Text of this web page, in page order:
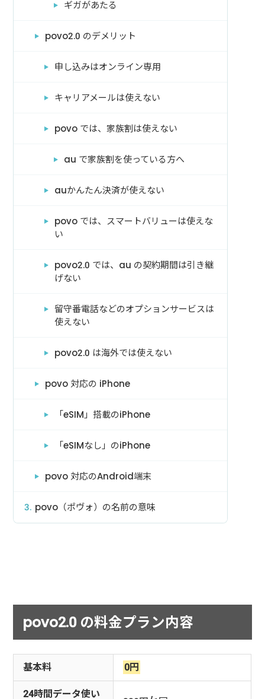
ギガがあたる
povo2.0 のデメリット
申し込みはオンライン専用
キャリアメールは使えない
povo では、家族割は使えない
au で家族割を使っている方へ
auかんたん決済が使えない
povo では、スマートバリューは使えな
い
povo2.0 では、au の契約期間は引き継
げない
留守番電話などのオプションサービスは
使えない
povo2.0 は海外では使えない
povo 対応の iPhone
「eSIM」搭載のiPhone
「eSIMなし」のiPhone
povo 対応のAndroid端末
povo（ポヴォ）の名前の意味
povo2.0 の料金プラン内容
基本料
0円
24時間データ使い